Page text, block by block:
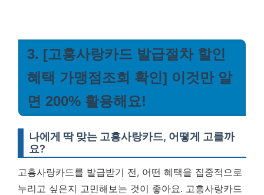
3. [고흥사랑카드 발급절차 할인
혜택 가맹점조회 확인] 이것만 알
면 200% 활용해요!
나에게 딱 맞는 고흥사랑카드, 어떻게 고를까
요?
고흥사랑카드를 발급받기 전, 어떤 혜택을 집중적으로
누리고 싶은지 고민해보는 것이 좋아요. 고흥사랑카드